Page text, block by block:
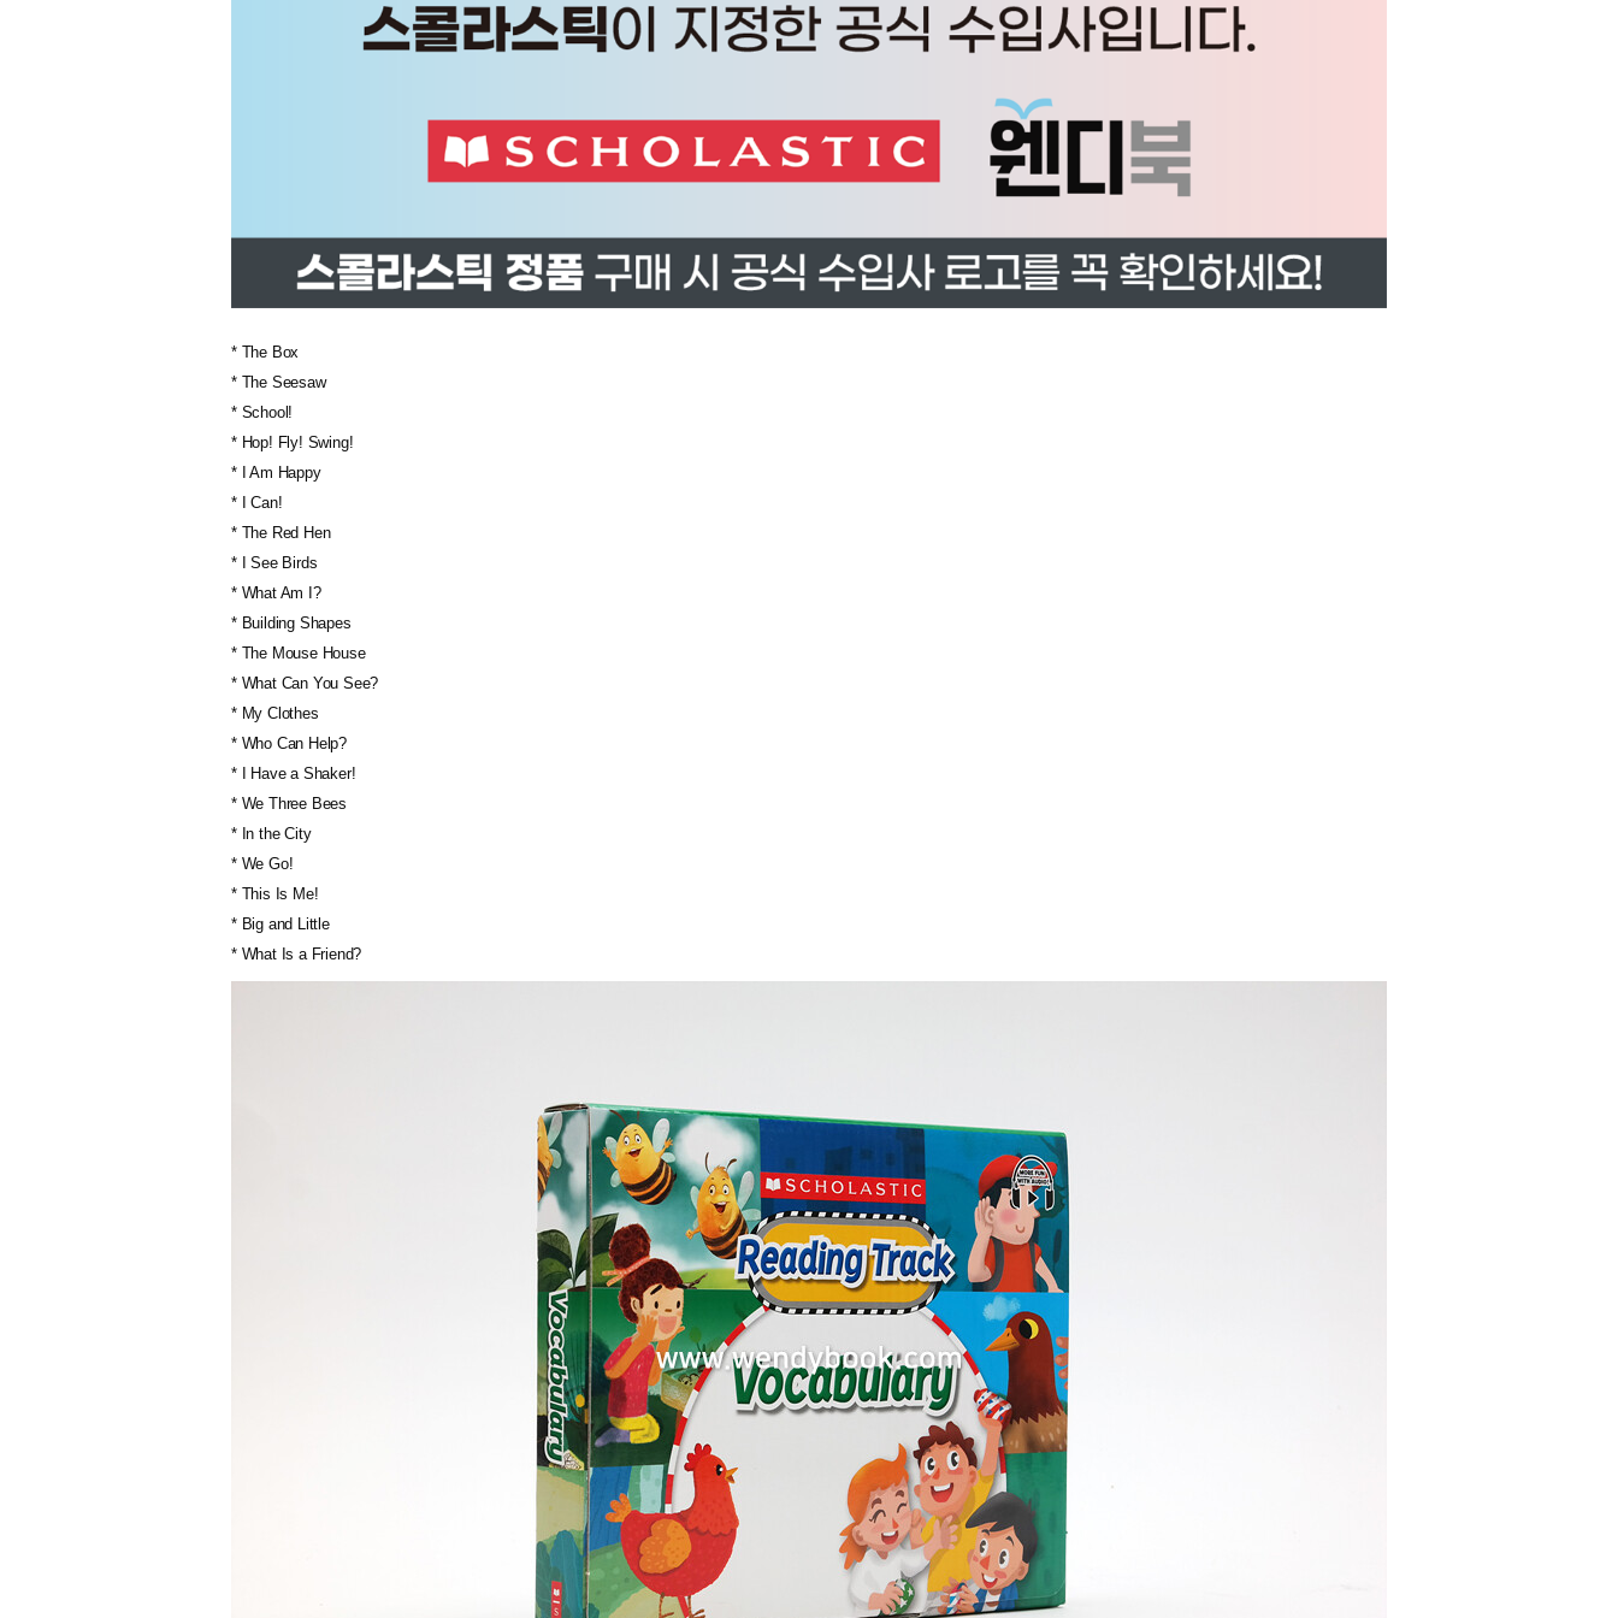
* The Box
* The Seesaw
* School!
* Hop! Fly! Swing!
* I Am Happy
* I Can!
* The Red Hen
* I See Birds
* What Am I?
* Building Shapes
* The Mouse House
* What Can You See?
* My Clothes
* Who Can Help?
* I Have a Shaker!
* We Three Bees
* In the City
* We Go!
* This Is Me!
* Big and Little
* What Is a Friend?